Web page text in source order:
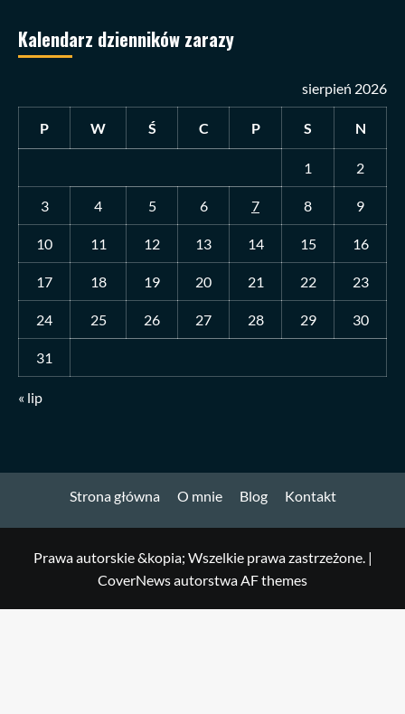
Kalendarz dzienników zarazy
sierpień 2026
P W Ś C P S N
1 2
3 4 5 6 7 8 9
10 11 12 13 14 15 16
17 18 19 20 21 22 23
24 25 26 27 28 29 30
31
« lip
Strona główna O mnie Blog Kontakt
Prawa autorskie &kopia; Wszelkie prawa zastrzeżone. |
CoverNewsautorstwa AF themes